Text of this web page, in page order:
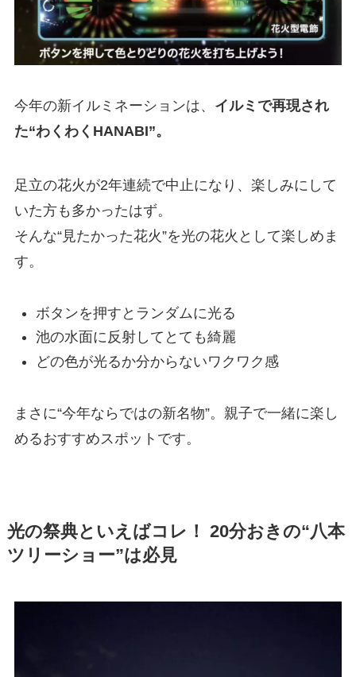
今年の新イルミネーションは、 イルミで再現され
た“わくわくHANABI”。
足立の花火が2年連続で中止になり、楽しみにして
いた方も多かったはず。
そんな“見たかった花火”を光の花火として楽しめま
す。
ボタンを押すとランダムに光る
池の水面に反射してとても綺麗
どの色が光るか分からないワクワク感
まさに“今年ならではの新名物”。親子で一緒に楽し
めるおすすめスポットです。
光の祭典といえばコレ！ 20分おきの“八本
ツリーショー”は必見